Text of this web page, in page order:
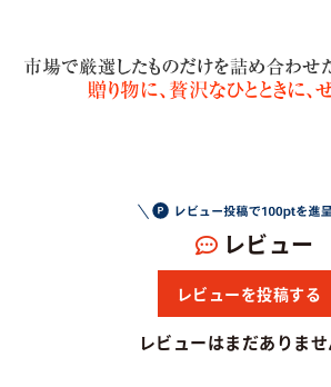
レビュー
レビューを投稿する
レビューはまだありませ